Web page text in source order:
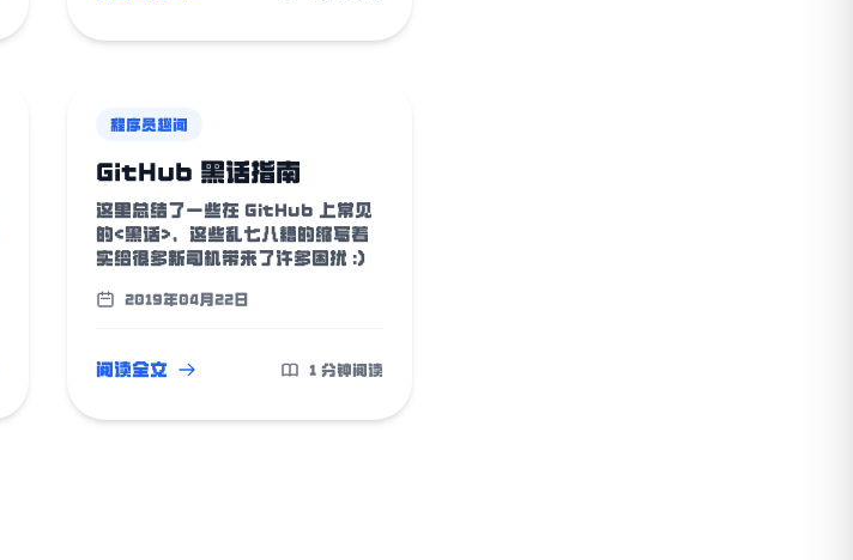
程序员趣闻
GitHub 黑话指南
这里总结了一些在 GitHub 上常见
的<黑话>，这些乱七八糟的缩写着
实给很多新司机带来了许多困扰 :)
2019年04月22日
阅读全文 1 分钟阅读